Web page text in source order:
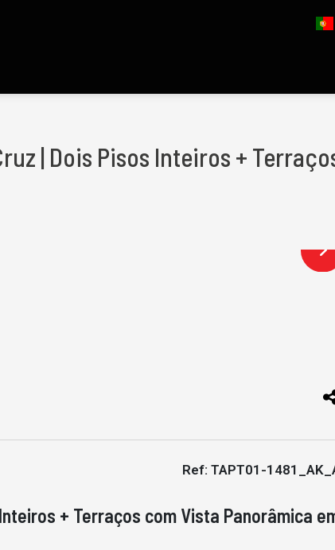
| Dois Pisos Inteiros +
Ref: TAPT01-
+ Terraços com Vista Panorâmica